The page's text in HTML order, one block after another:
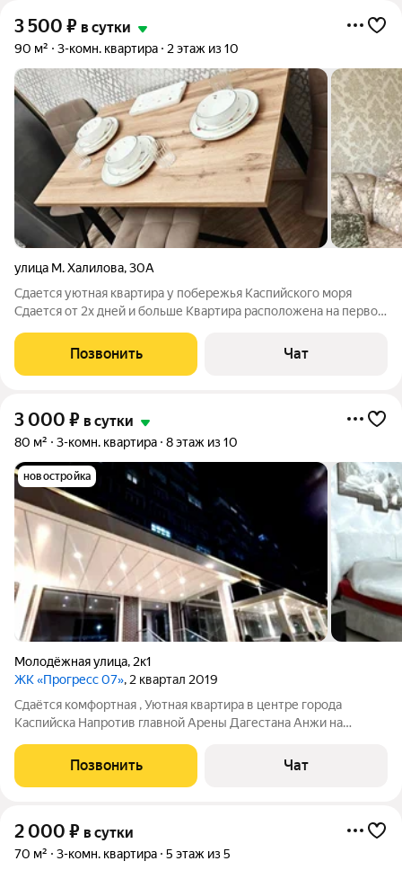
3 500 ₽ в сутки
90 м² 3-комн. квартира 2 этаж из 10
улица М. Халилова,30А
Сдается уютная квартира у побережья Каспийского моря
Сдается от 2х дней и больше Квартира расположена на первой
все для комфортного проживания время заезда 14: 00 время
заезда до 12: 00 Цена на
Позвонить Чат
3 000 ₽ в сутки
80 м² 3-комн. квартира 8 этаж из 10
новостройка
Молодёжная улица, 2к1
ЖК «Прогресс 07», 2 квартал 2019
Сдаётся комфортная , Уютная квартира в центре города
Каспийска Напротив главной Арены Дагестана Анжи на
ДИНАМО и ни только 5 минут до моря Рестораны , кофейни
,магазины, зоны отдыха и многое
Позвонить Чат
2 000 ₽ в сутки
70 м² 3-комн. квартира 5 этаж из 5